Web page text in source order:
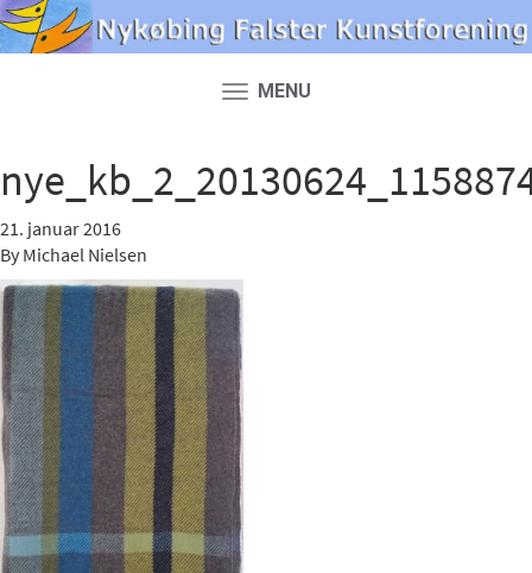
Toggle
MENU
21. januar 2016
By Michael Nielsen